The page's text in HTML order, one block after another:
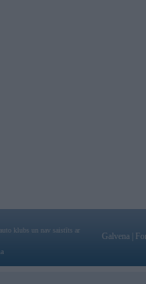
klubs un nav saistīts ar
Galvena